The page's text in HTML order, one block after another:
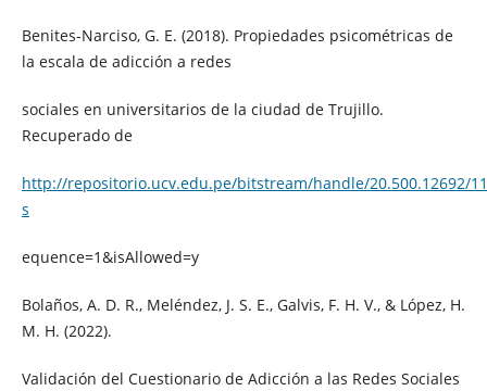
Benites-Narciso, G. E. (2018). Propiedades psicométricas de
la escala de adicción a redes
sociales en universitarios de la ciudad de Trujillo.
Recuperado de
http://repositorio.ucv.edu.pe/bitstream/handle/20.500.12692/
s
equence=1&isAllowed=y
Bolaños, A. D. R., Meléndez, J. S. E., Galvis, F. H. V., & López, H.
M. H. (2022).
Validación del Cuestionario de Adicción a las Redes Sociales